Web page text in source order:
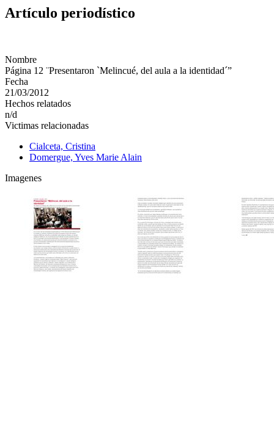
Artículo periodístico
Nombre
Página 12 ¨Presentaron `Melincué, del aula a la identidad´”
Fecha
21/03/2012
Hechos relatados
n/d
Victimas relacionadas
Cialceta, Cristina
Domergue, Yves Marie Alain
Imagenes